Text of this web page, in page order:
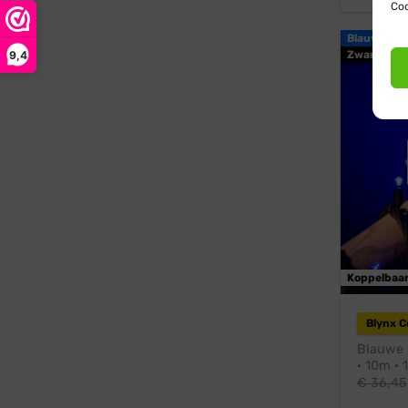
9,4
Blauw
Zwart snoer
Koppelbaar
Blynx
Blauwe
· 10m ·
€36,45